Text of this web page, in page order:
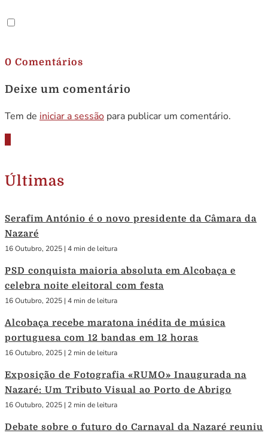
0 Comentários
Deixe um comentário
Tem de iniciar a sessão para publicar um comentário.
Últimas
Serafim António é o novo presidente da Câmara da
Nazaré
16 Outubro, 2025 | 4 min de leitura
PSD conquista maioria absoluta em Alcobaça e
celebra noite eleitoral com festa
16 Outubro, 2025 | 4 min de leitura
Alcobaça recebe maratona inédita de música
portuguesa com 12 bandas em 12 horas
16 Outubro, 2025 | 2 min de leitura
Exposição de Fotografia «RUMO» Inaugurada na
Nazaré: Um Tributo Visual ao Porto de Abrigo
16 Outubro, 2025 | 2 min de leitura
Debate sobre o futuro do Carnaval da Nazaré reuniu